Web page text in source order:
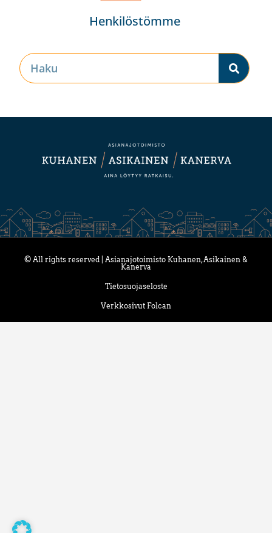
Henkilöstömme
© All rights reserved | Asianajotoimisto Kuhanen, Asikainen &
Kanerva
Tietosuojaseloste
Verkkosivut Folcan